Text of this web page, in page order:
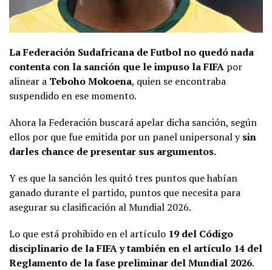
La Federación Sudafricana de Futbol no quedó nada
contenta con la sanción que le impuso la FIFA por
alinear a Teboho Mokoena, quien se encontraba
suspendido en ese momento.
Ahora la Federación buscará apelar dicha sanción, según
ellos por que fue emitida por un panel unipersonal ysin
darles chance de presentar sus argumentos.
Y es que la sanción les quitó tres puntos que habían
ganado durante el partido, puntos que necesita para
asegurar su clasificación al Mundial 2026.
Lo que está prohibido en el artículo 19 del Código
disciplinario de la FIFA y también en el artículo 14 del
Reglamento de la fase preliminar del Mundial 2026.